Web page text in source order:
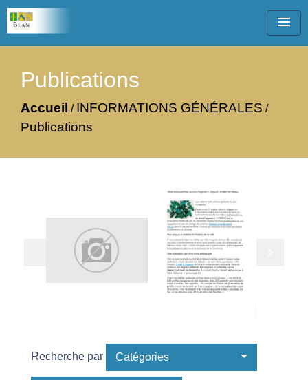
menu
Publications
Accueil / INFORMATIONS GÉNÉRALES /
Publications
Recherche par Catégories